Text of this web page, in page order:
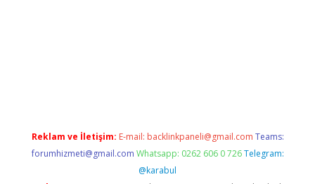
Reklam ve İletişim: E-mail: backlinkpaneli@gmail.com Teams:
forumhizmeti@gmail.com Whatsapp: 0262 606 0 726 Telegram:
@karabul